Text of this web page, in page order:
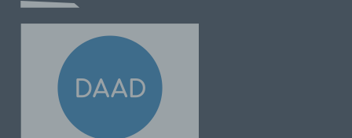
personenbezogenen Daten verwendet werden, um
bestimmte persönliche Aspekte, die sich auf eine natürliche
Person beziehen, zu bewerten, insbesondere um Aspekte
bezüglich Arbeitsleistung, wirtschaftliche Lage, Gesundheit,
persönliche Vorlieben, Interessen, Zuverlässigkeit, Verhalten,
Standort oder Ortswechsel dieser natürlichen Person zu
analysieren oder vorherzusagen.
f) Pseudonymisierung